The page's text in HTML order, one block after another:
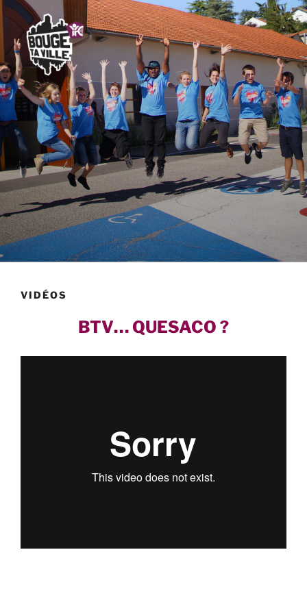
VIDÉOS
BTV… QUESACO ?